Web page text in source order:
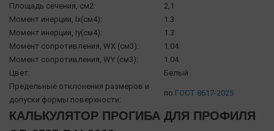
Площадь сечения, см2:
2,1
Момент инерции, Ix(см4):
1.3
Момент инерции, Iy(см4):
1.3
Момент сопротивления, WX (см3):
1.04
Момент сопротивления, WY (см3):
1.04
Цвет:
Белый
Предельные отклонения размеров и
допуски формы поверхности:
по ГОСТ 8617-2025
КАЛЬКУЛЯТОР ПРОГИБА ДЛЯ ПРОФИЛЯ